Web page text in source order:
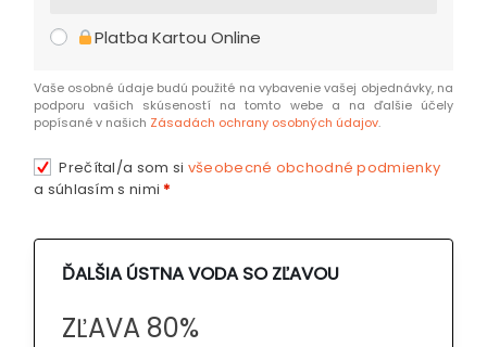
Platba Kartou Online
Vaše osobné údaje budú použité na vybavenie vašej objednávky, na
podporu vašich skúseností na tomto webe a na ďalšie účely
popísané v našich Zásadách ochrany osobných údajov.
Prečítal/a som si všeobecné obchodné podmienky
a súhlasím s nimi *
ĎALŠIA ÚSTNA VODA SO ZĽAVOU
ZĽAVA 80%